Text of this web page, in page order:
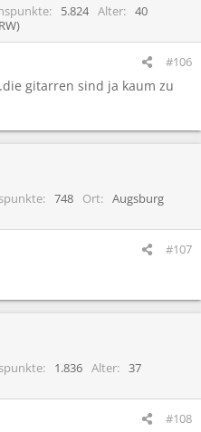
5.824 Alter
40
#106
gitarren sind ja kaum zu
748 Ort
Augsburg
#107
1.836 Alter
37
#108